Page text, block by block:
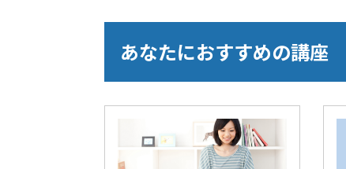
あなたにおすすめの講座